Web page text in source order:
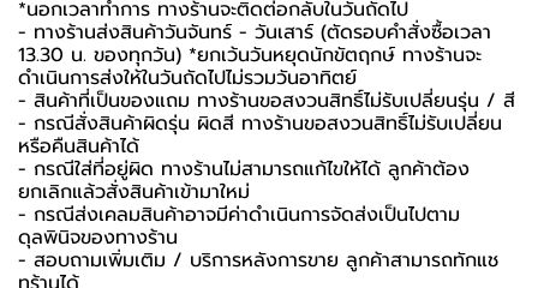
*นอกเวลาทำการ ทางร้านจะติดต่อกลับในวันถัดไป
- ทางร้านส่งสินค้าวันจันทร์ - วันเสาร์ (ตัดรอบคำสั่งซื้อเวลา
13.30 น. ของทุกวัน) *ยกเว้นวันหยุดนักขัตฤกษ์ ทางร้านจะ
ดำเนินการส่งให้ในวันถัดไปไม่รวมวันอาทิตย์
- สินค้าที่เป็นของแถม ทางร้านขอสงวนสิทธิ์ไม่รับเปลี่ยนรุ่น / สี
- กรณีสั่งสินค้าผิดรุ่น ผิดสี ทางร้านขอสงวนสิทธิ์ไม่รับเปลี่ยน
หรือคืนสินค้าได้
- กรณีใส่ที่อยู่ผิด ทางร้านไม่สามารถแก้ไขให้ได้ ลูกค้าต้อง
ยกเลิกแล้วสั่งสินค้าเข้ามาใหม่
- กรณีส่งเคลมสินค้าอาจมีค่าดำเนินการจัดส่งเป็นไปตาม
ดุลพินิจของทางร้าน
- สอบถามเพิ่มเติม / บริการหลังการขาย ลูกค้าสามารถทักแช